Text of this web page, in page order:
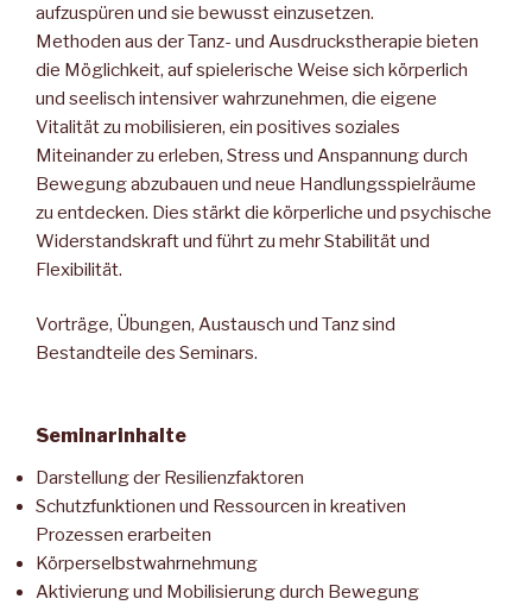
aufzuspüren und sie bewusst einzusetzen.
Methoden aus der Tanz- und Ausdruckstherapie bieten
die Möglichkeit, auf spielerische Weise sich körperlich
und seelisch intensiver wahrzunehmen, die eigene
Vitalität zu mobilisieren, ein positives soziales
Miteinander zu erleben, Stress und Anspannung durch
Bewegung abzubauen und neue Handlungsspielräume
zu entdecken. Dies stärkt die körperliche und psychische
Widerstandskraft und führt zu mehr Stabilität und
Flexibilität.
Vorträge, Übungen, Austausch und Tanz sind
Bestandteile des Seminars.
Seminarinhalte
Darstellung der Resilienzfaktoren
Schutzfunktionen und Ressourcen in kreativen
Prozessen erarbeiten
Körperselbstwahrnehmung
Aktivierung und Mobilisierung durch Bewegung